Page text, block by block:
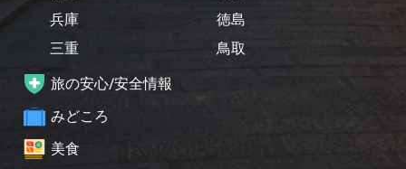
兵庫
三重
徳島
鳥取
旅の安心/安全情報
みどころ
美食